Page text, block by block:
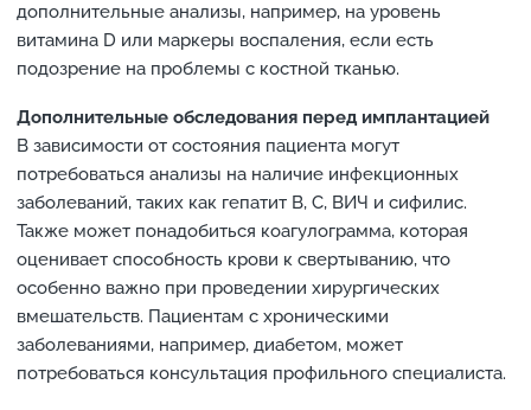
дополнительные анализы, например, на уровень
витамина D или маркеры воспаления, если есть
подозрение на проблемы с костной тканью.
Дополнительные обследования перед имплантацией
В зависимости от состояния пациента могут
потребоваться анализы на наличие инфекционных
заболеваний, таких как гепатит B, C, ВИЧ и сифилис.
Также может понадобиться коагулограмма, которая
оценивает способность крови к свертыванию, что
особенно важно при проведении хирургических
вмешательств. Пациентам с хроническими
заболеваниями, например, диабетом, может
потребоваться консультация профильного специалиста.